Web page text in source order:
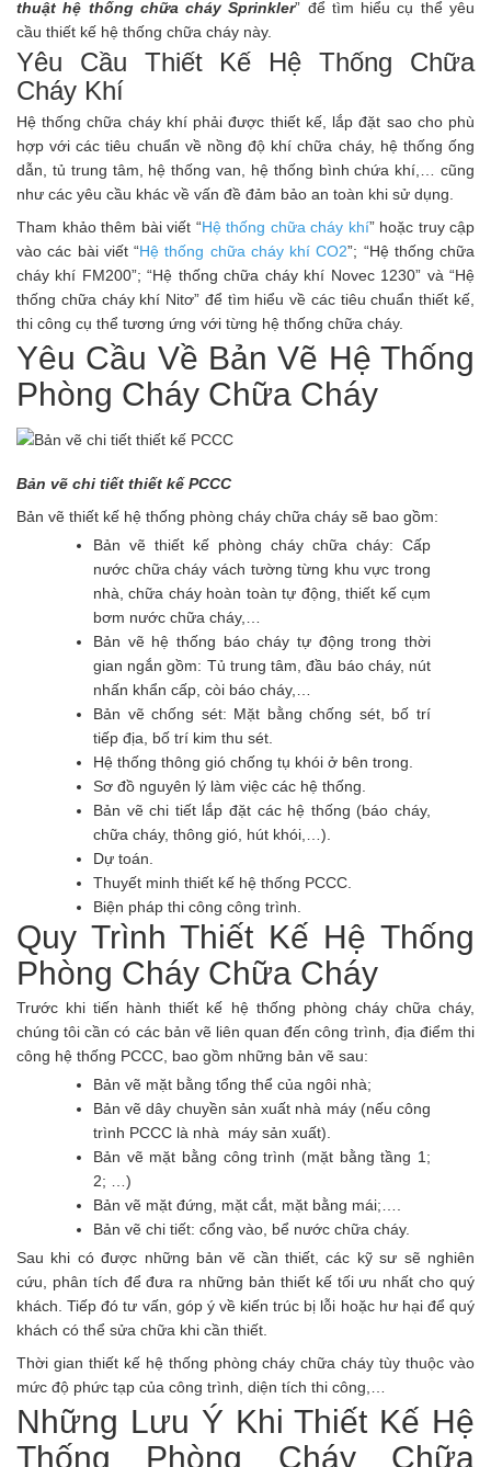
thuật hệ thống chữa cháy Sprinkler” để tìm hiểu cụ thể yêu
cầu thiết kế hệ thống chữa cháy này.
Yêu Cầu Thiết Kế Hệ Thống Chữa
Cháy Khí
Hệ thống chữa cháy khí phải được thiết kế, lắp đặt sao cho phù
hợp với các tiêu chuẩn về nồng độ khí chữa cháy, hệ thống ống
dẫn, tủ trung tâm, hệ thống van, hệ thống bình chứa khí,… cũng
như các yêu cầu khác về vấn đề đảm bảo an toàn khi sử dụng.
Tham khảo thêm bài viết “Hệ thống chữa cháy khí” hoặc truy cập
vào các bài viết “Hệ thống chữa cháy khí CO2”; “Hệ thống chữa
cháy khí FM200”; “Hệ thống chữa cháy khí Novec 1230” và “Hệ
thống chữa cháy khí Nitơ” để tìm hiểu về các tiêu chuẩn thiết kế,
thi công cụ thể tương ứng với từng hệ thống chữa cháy.
Yêu Cầu Về Bản Vẽ Hệ Thống
Phòng Cháy Chữa Cháy
Bản vẽ chi tiết thiết kế PCCC
Bản vẽ thiết kế hệ thống phòng cháy chữa cháy sẽ bao gồm:
Bản vẽ thiết kế phòng cháy chữa cháy: Cấp
nước chữa cháy vách tường từng khu vực trong
nhà, chữa cháy hoàn toàn tự động, thiết kế cụm
bơm nước chữa cháy,…
Bản vẽ hệ thống báo cháy tự động trong thời
gian ngắn gồm: Tủ trung tâm, đầu báo cháy, nút
nhấn khẩn cấp, còi báo cháy,…
Bản vẽ chống sét: Mặt bằng chống sét, bố trí
tiếp địa, bố trí kim thu sét.
Hệ thống thông gió chống tụ khói ở bên trong.
Sơ đồ nguyên lý làm việc các hệ thống.
Bản vẽ chi tiết lắp đặt các hệ thống (báo cháy,
chữa cháy, thông gió, hút khói,…).
Dự toán.
Thuyết minh thiết kế hệ thống PCCC.
Biện pháp thi công công trình.
Quy Trình Thiết Kế Hệ Thống
Phòng Cháy Chữa Cháy
Trước khi tiến hành thiết kế hệ thống phòng cháy chữa cháy,
chúng tôi cần có các bản vẽ liên quan đến công trình, địa điểm thi
công hệ thống PCCC, bao gồm những bản vẽ sau:
Bản vẽ mặt bằng tổng thể của ngôi nhà;
Bản vẽ dây chuyền sản xuất nhà máy (nếu công
trình PCCC là nhà máy sản xuất).
Bản vẽ mặt bằng công trình (mặt bằng tầng 1;
2; …)
Bản vẽ mặt đứng, mặt cắt, mặt bằng mái;….
Bản vẽ chi tiết: cổng vào, bể nước chữa cháy.
Sau khi có được những bản vẽ cần thiết, các kỹ sư sẽ nghiên
cứu, phân tích để đưa ra những bản thiết kế tối ưu nhất cho quý
khách. Tiếp đó tư vấn, góp ý về kiến trúc bị lỗi hoặc hư hại để quý
khách có thể sửa chữa khi cần thiết.
Thời gian thiết kế hệ thống phòng cháy chữa cháy tùy thuộc vào
mức độ phức tạp của công trình, diện tích thi công,…
Những Lưu Ý Khi Thiết Kế Hệ
Thống Phòng Cháy Chữa